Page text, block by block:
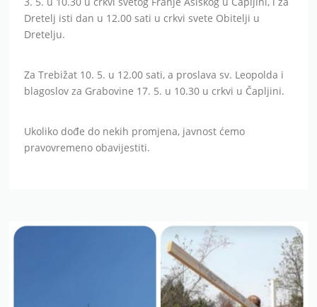
Dretelj isti dan u 12.00 sati u crkvi svete Obitelji u
Dretelju.
Za Trebižat 10. 5. u 12.00 sati, a proslava sv. Leopolda i
blagoslov za Grabovine 17. 5. u 10.30 u crkvi u Čapljini.
Ukoliko dođe do nekih promjena, javnost ćemo
pravovremeno obavijestiti.